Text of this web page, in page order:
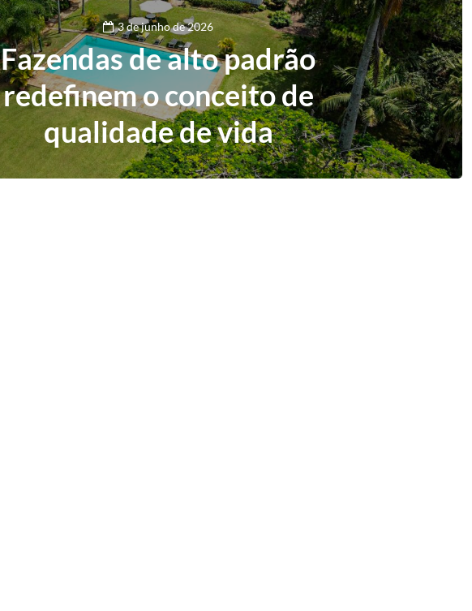
3 de junho de 2026
Fazendas de alto padrão
redefinem o conceito de
qualidade de vida